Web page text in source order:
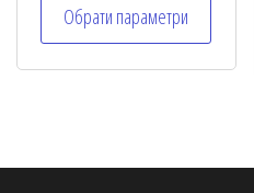
d
0
o
u
Обрати параметри